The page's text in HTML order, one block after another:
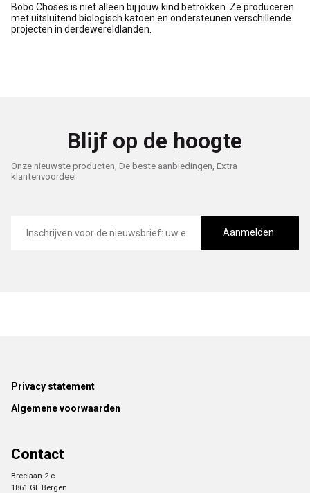
Bobo Choses is niet alleen bij jouw kind betrokken. Ze produceren
met uitsluitend biologisch katoen en ondersteunen verschillende
projecten in derdewereldlanden.
Blijf op de hoogte
Onze nieuwste producten, De beste aanbiedingen, Extra
klantenvoordeel
mailadres
Aanmelden
Footer
Privacy statement
Algemene voorwaarden
Contact
Breelaan 2 c
1861 GE Bergen